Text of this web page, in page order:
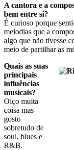
A cantora e a
bem entre si?
É curioso porque
melodias que a
algo que não tivesse
meio de partilhar as
Quais as suas
principais
influências
musicais?
Oiço muita
coisa mas
gosto
sobretudo de
soul, blues e
R&B.